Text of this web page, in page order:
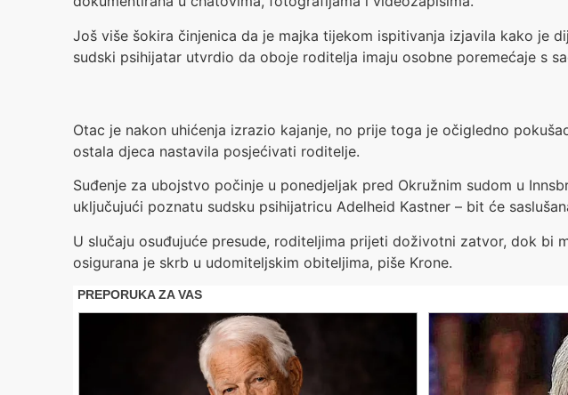
Još više šokira činjenica da je majka tijekom ispitivanja izjavila kako je
sudski psihijatar utvrdio da oboje roditelja imaju osobne poremećaje s
Otac je nakon uhićenja izrazio kajanje, no prije toga je očigledno
ostala djeca nastavila posjećivati roditelje.
Suđenje za ubojstvo počinje u ponedjeljak pred Okružnim sudom u
uključujući poznatu sudsku psihijatricu Adelheid Kastner – bit će
U slučaju osuđujuće presude, roditeljima prijeti doživotni zatvor, dok bi
osigurana je skrb u udomiteljskim obiteljima, piše Krone.